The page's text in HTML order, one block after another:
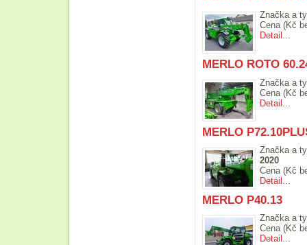
Značka a
Cena (Kč
Detail...
MERLO ROTO
Značka a
Cena (Kč
Detail...
MERLO
Značka a
2020
Cena (Kč
Detail...
MERLO P40.13
Značka a
Cena (Kč
Detail...